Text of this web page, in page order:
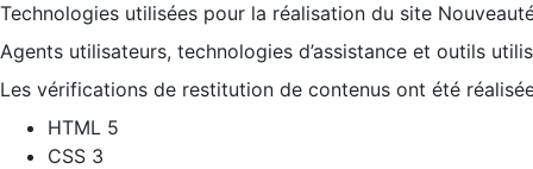
Technologies utilisées pour la réalisation du site
Agents utilisateurs, technologies d’assistance et outils
Les vérifications de restitution de contenus ont été
HTML 5
CSS 3